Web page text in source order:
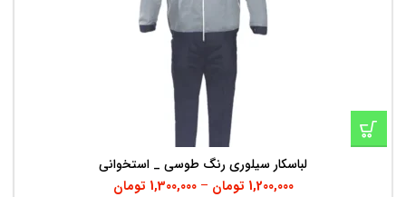
لباسکار سیلوری رنگ طوسی _ استخوانی
1,200,000 تومان –
1,300,000 تومان